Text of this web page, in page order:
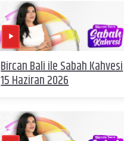
Bircan Bali ile Sabah Kahvesi
15 Haziran 2026